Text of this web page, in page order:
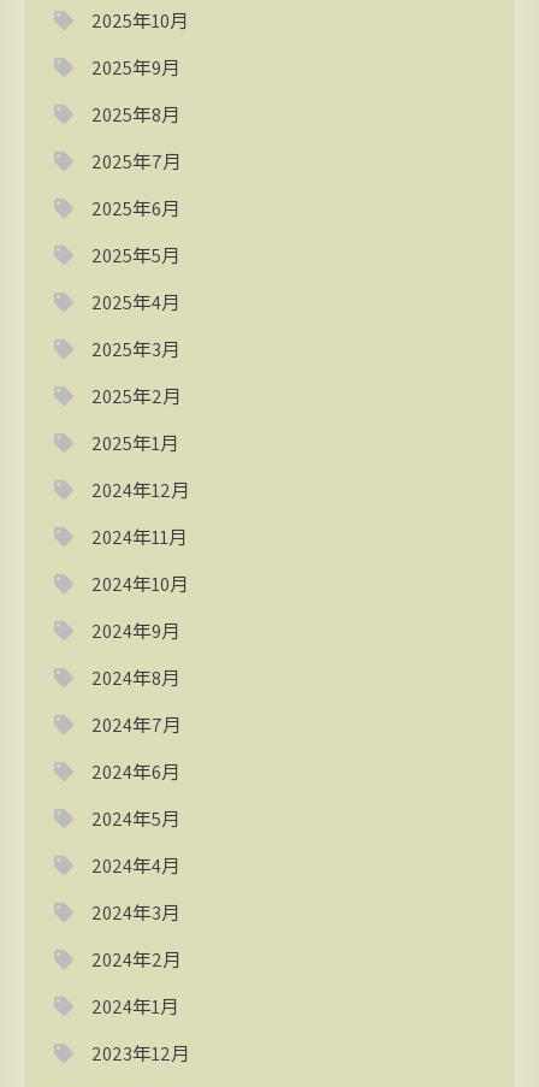
2025年10月
2025年9月
2025年8月
2025年7月
2025年6月
2025年5月
2025年4月
2025年3月
2025年2月
2025年1月
2024年12月
2024年11月
2024年10月
2024年9月
2024年8月
2024年7月
2024年6月
2024年5月
2024年4月
2024年3月
2024年2月
2024年1月
2023年12月